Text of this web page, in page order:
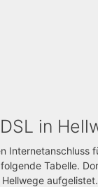
in
Internetanschluss
Tabelle.
aufgelistet.